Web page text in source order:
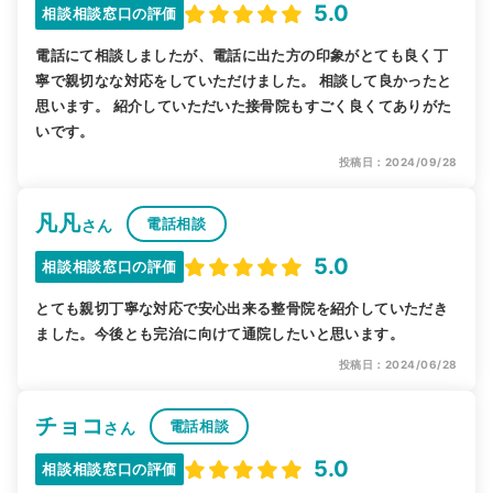
相談相談窓口の評価 5.0
電話にて相談しましたが、電話に出た方の印象がとても良く丁
寧で親切なな対応をしていただけました。 相談して良かったと
思います。 紹介していただいた接骨院もすごく良くてありがた
いです。
投稿日：2024/09/28
凡凡さん 電話相談
相談相談窓口の評価 5.0
とても親切丁寧な対応で安心出来る整骨院を紹介していただき
ました。今後とも完治に向けて通院したいと思います。
投稿日：2024/06/28
チョコ さん 電話相談
相談相談窓口の評価 5.0